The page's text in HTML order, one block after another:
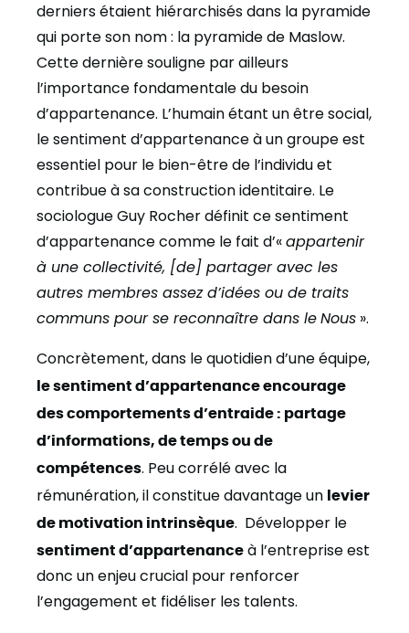
derniers étaient hiérarchisés dans la pyramide
qui porte son nom : la pyramide de Maslow.
Cette dernière souligne par ailleurs
l’importance fondamentale du besoin
d’appartenance. L’humain étant un être social,
le sentiment d’appartenance à un groupe est
essentiel pour le bien-être de l’individu et
contribue à sa construction identitaire. Le
sociologue Guy Rocher définit ce sentiment
d’appartenance comme le fait d’«appartenir
à une collectivité, [de] partager avec les
autres membres assez d’idées ou de traits
communs pour se reconnaître dans leNous ».
Concrètement, dans le quotidien d’une équipe,
le sentiment d’appartenance encourage
des comportements d’entraide : partage
d’informations, de temps ou de
compétences. Peu corrélé avec la
rémunération, il constitue davantage un levier
de motivation intrinsèque. Développer le
sentiment d’appartenance à l’entreprise est
donc un enjeu crucial pour renforcer
l’engagement et fidéliser les talents.